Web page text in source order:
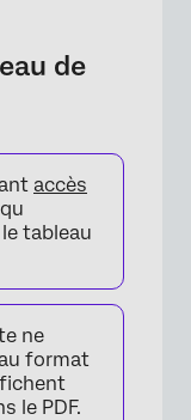
de
accès
tableau
ne
format
le PDF.